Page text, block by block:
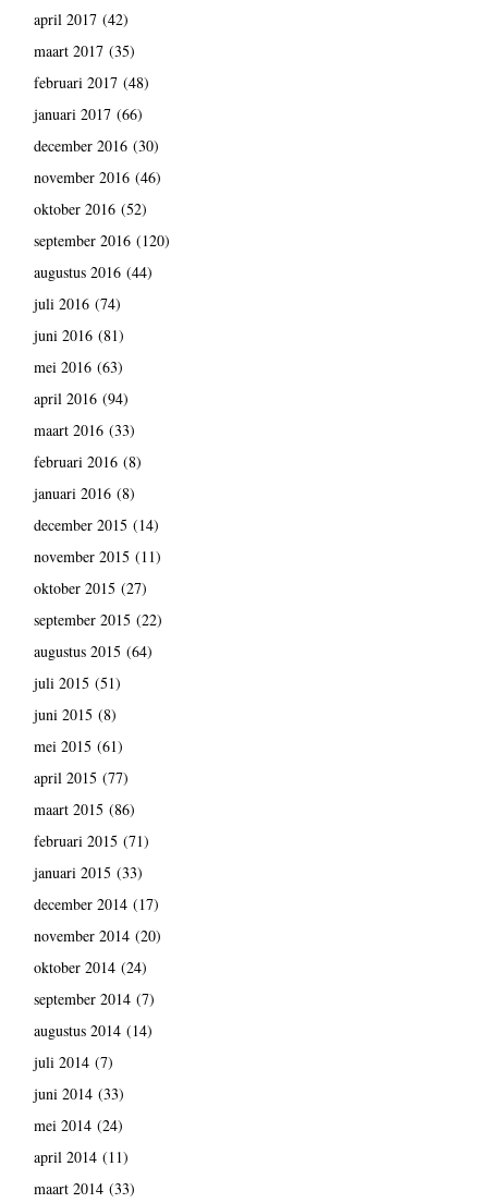
april 2017(42)
maart 2017(35)
februari 2017(48)
januari 2017(66)
december 2016(30)
november 2016(46)
oktober 2016(52)
september 2016(120)
augustus 2016(44)
juli 2016(74)
juni 2016(81)
mei 2016(63)
april 2016(94)
maart 2016(33)
februari 2016(8)
januari 2016(8)
december 2015 (14)
november 2015 (11)
oktober 2015 (27)
september 2015 (22)
augustus 2015 (64)
juli 2015 (51)
juni 2015 (8)
mei 2015 (61)
april 2015 (77)
maart 2015 (86)
februari 2015 (71)
januari 2015 (33)
december 2014(17)
november 2014(20)
oktober 2014(24)
september 2014(7)
augustus 2014(14)
juli 2014(7)
juni 2014(33)
mei 2014(24)
april 2014(11)
maart 2014(33)